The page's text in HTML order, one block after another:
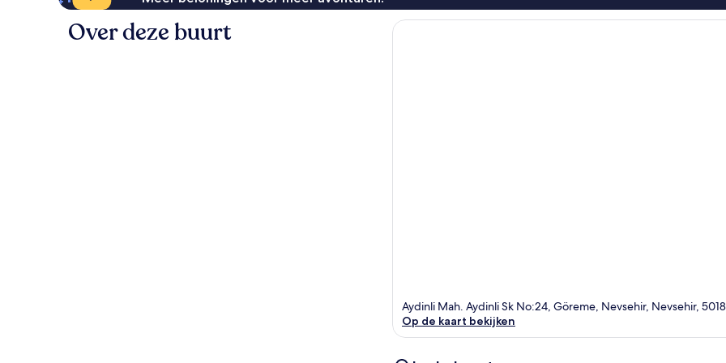
Over deze buurt
Aydinli Mah. Aydinli Sk No:24, Göreme, Nevsehir, Nevsehir,
Op de kaart bekijken